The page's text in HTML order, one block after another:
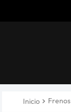
Frenos